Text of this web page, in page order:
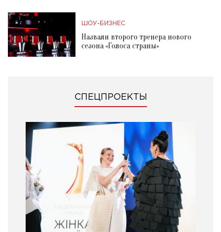
ШОУ-БИЗНЕС
Назвали второго тренера нового
сезона «Голоса страны»
СПЕЦПРОЕКТЫ